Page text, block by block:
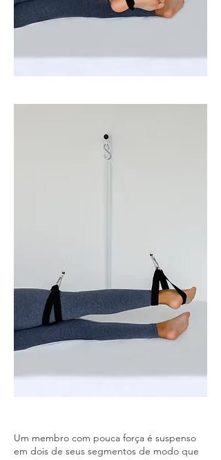
Um membro com pouca força é suspenso
em dois de seus segmentos de modo que